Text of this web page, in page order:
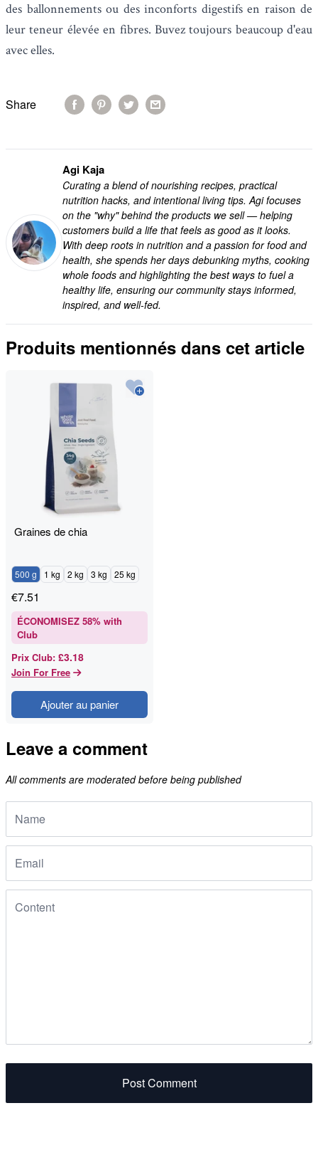
des ballonnements ou des inconforts digestifs en raison de
leur teneur élevée en fibres. Buvez toujours beaucoup d'eau
avec elles.
Share
Agi Kaja
Curating a blend of nourishing recipes, practical
nutrition hacks, and intentional living tips. Agi focuses
on the "why" behind the products we sell — helping
customers build a life that feels as good as it looks.
With deep roots in nutrition and a passion for food and
health, she spends her days debunking myths, cooking
whole foods and highlighting the best ways to fuel a
healthy life, ensuring our community stays informed,
inspired, and well-fed.
Produits mentionnés dans cet article
Graines de chia
500 g 1 kg 2 kg 3 kg 25 kg
€7.51
ÉCONOMISEZ 58% with
Club
Prix Club: £3.18
Join For Free
Ajouter au panier
Leave a comment
All comments are moderated before being published
Post Comment